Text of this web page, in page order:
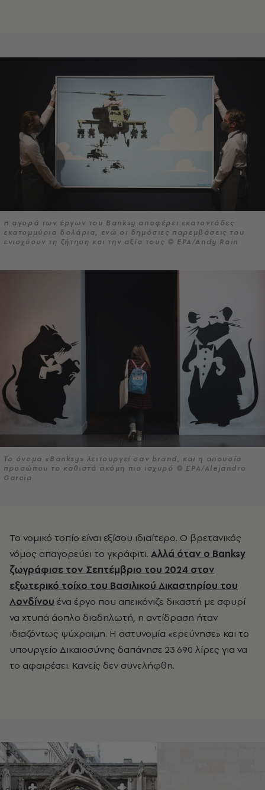
Η αγορά των έργων του Banksy αποφέρει εκατοντάδες
εκατομμύρια δολάρια, ενώ οι δημόσιες παρεμβάσεις του
ενισχύουν τη ζήτηση και την αξία τους © EPA/Andy Rain
Το όνομα «Banksy» λειτουργεί σαν brand, και η απουσία
προσώπου το καθιστά ακόμη πιο ισχυρό © EPA/Alejandro
Garcia
Το νομικό τοπίο είναι εξίσου ιδιαίτερο. Ο βρετανικός
νόμος απαγορεύει το γκράφιτι. Αλλά όταν ο Banksy
ζωγράφισε τον Σεπτέμβριο του 2024 στον
εξωτερικό τοίχο του Βασιλικού Δικαστηρίου του
Λονδίνου ένα έργο που απεικόνιζε δικαστή με σφυρί
να χτυπά άοπλο διαδηλωτή, η αντίδραση ήταν
ιδιαζόντως ψύχραιμη. Η αστυνομία «ερεύνησε» και το
υπουργείο Δικαιοσύνης δαπάνησε 23.690 λίρες για να
το αφαιρέσει. Κανείς δεν συνελήφθη.